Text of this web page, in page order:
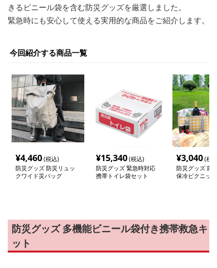
きるビニール袋を含む防災グッズを厳選しました。
緊急時にも安心して使える実用的な商品をご紹介します。
今回紹介する商品一覧
¥4,460(税込)
防災グッズ 防災リュッ
クワイド災バッグ
¥15,340(税込)
防災グッズ 緊急時対応
携帯トイレ袋セット
¥3,040(税
防災グッズ 四
保冷ピクニッ
防災グッズ 多機能ビニール袋付き携帯救急キ
ット